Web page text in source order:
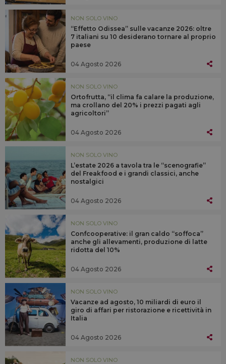
NON SOLO VINO
“Effetto Odissea” sulle vacanze 2026: oltre
7 italiani su 10 desiderano tornare al proprio
paese
04 Agosto 2026
NON SOLO VINO
Ortofrutta, “il clima fa calare la produzione,
ma crollano del 20% i prezzi pagati agli
agricoltori”
04 Agosto 2026
NON SOLO VINO
L’estate 2026 a tavola tra le “scenografie”
del Freakfood e i grandi classici, anche
nostalgici
04 Agosto 2026
NON SOLO VINO
Confcooperative: il gran caldo “soffoca”
anche gli allevamenti, produzione di latte
ridotta del 10%
04 Agosto 2026
NON SOLO VINO
Vacanze ad agosto, 10 miliardi di euro il
giro di affari per ristorazione e ricettività in
Italia
04 Agosto 2026
NON SOLO VINO